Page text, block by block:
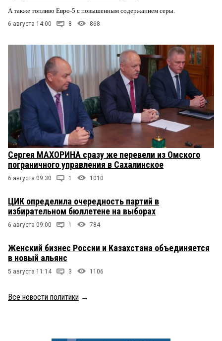
А также топливо Евро-5 с повышенным содержанием серы.
6 августа 14:00 8 868
Сергея МАХОРИНА сразу же перевели из Омского
пограничного управления в Сахалинское
6 августа 09:30 1 1010
ЦИК определила очередность партий в
избирательном бюллетене на выборах
6 августа 09:00 1 784
Женский бизнес России и Казахстана объединяется
в новый альянс
5 августа 11:14 3 1106
Все новости политики →